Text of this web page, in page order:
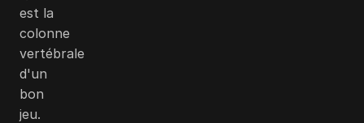
est la
colonne
vertébrale
d'un
bon
jeu.